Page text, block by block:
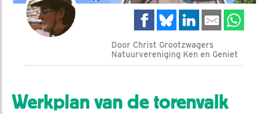
Door Christ Grootzwagers
Natuurvereniging Ken en Geniet
Werkplan van de torenvalk